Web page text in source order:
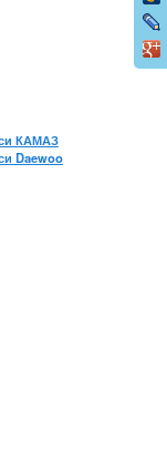
КАМАЗ
Daewoo